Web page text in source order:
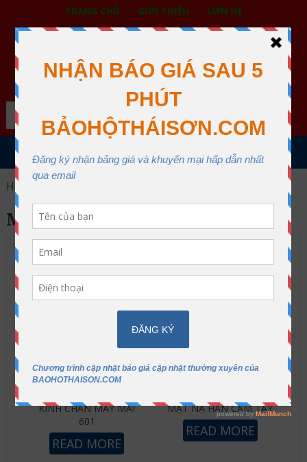
TRANG CHỦ GIỚI THIỆU LIÊN HỆ
BẢO HỘ LAO ĐỘNG THÁI SƠN
XƯỞNG MAY THÁI SƠN QUẬN 12
Search
MENU
Home
MẶT NẠ HÀN
KÍNH CHẮN MÁY MÀI
601
READ MORE
MẶT NẠ HÀN CẦM TAY
READ MORE